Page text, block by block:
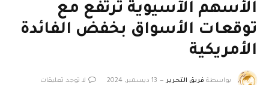
الأسهم الآسيوية ترتفع مع
توقعات الأسواق بخفض الفائدة
الأمريكية
بواسطة فريق التحرير 13 ديسمبر، 2024 لا توجد تعليقات